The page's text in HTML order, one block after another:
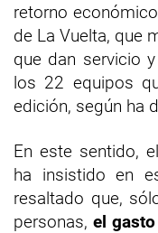
retorno
de La Vuelta, que
que dan servicio
los 22 equipos
edición, según ha
En este sentido,
ha insistido en
resaltado que,
personas, el